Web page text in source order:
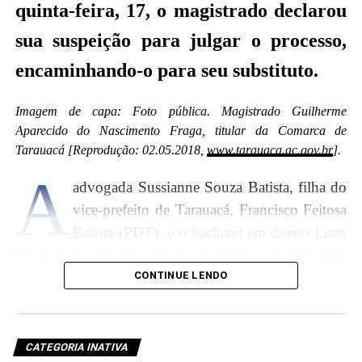
ou pormenores ou as razões da decisão. Conforme o
quinta-feira, 17, o magistrado declarou
sua suspeição para julgar o processo,
encaminhando-o para seu substituto.
Imagem de capa: Foto pública. Magistrado Guilherme
Aparecido do Nascimento Fraga, titular da Comarca de
Tarauacá [Reprodução: 02.05.2018, www.tarauaca.ac.gov.br].
A
advogada Sussianne Souza Batista, filha do
vice-prefeito de Tarauacá, Francisco Feitosa
dia 15, o Mandado de Segurança nº. 0701069-
Concurso Público – Ibracop.
CONTINUE LENDO
CATEGORIA INATIVA